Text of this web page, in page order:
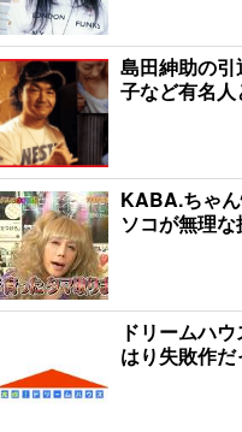
島田紳助の
子など有名人
KABA.ちゃ
ソコが無理
ドリームハ
はり失敗作